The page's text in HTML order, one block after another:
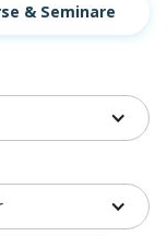
& Seminare